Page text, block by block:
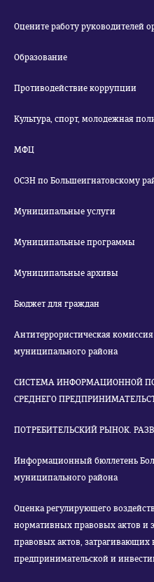
Оцените работу руководителей
Образование
Противодействие коррупции
Культура, спорт, молодежная
МФЦ
ОСЗН по Большеигнатовскому
Муниципальные услуги
Муниципальные программы
Муниципальные архивы
Бюджет для граждан
Антитеррористическая
муниципального района
СИСТЕМА ИНФОРМАЦИОННОЙ
СРЕДНЕГО
ПОТРЕБИТЕЛЬСКИЙ РЫНОК.
Информационный бюллетень
муниципального района
Оценка регулирующего
нормативных правовых актов и
правовых актов,
предпринимательской и